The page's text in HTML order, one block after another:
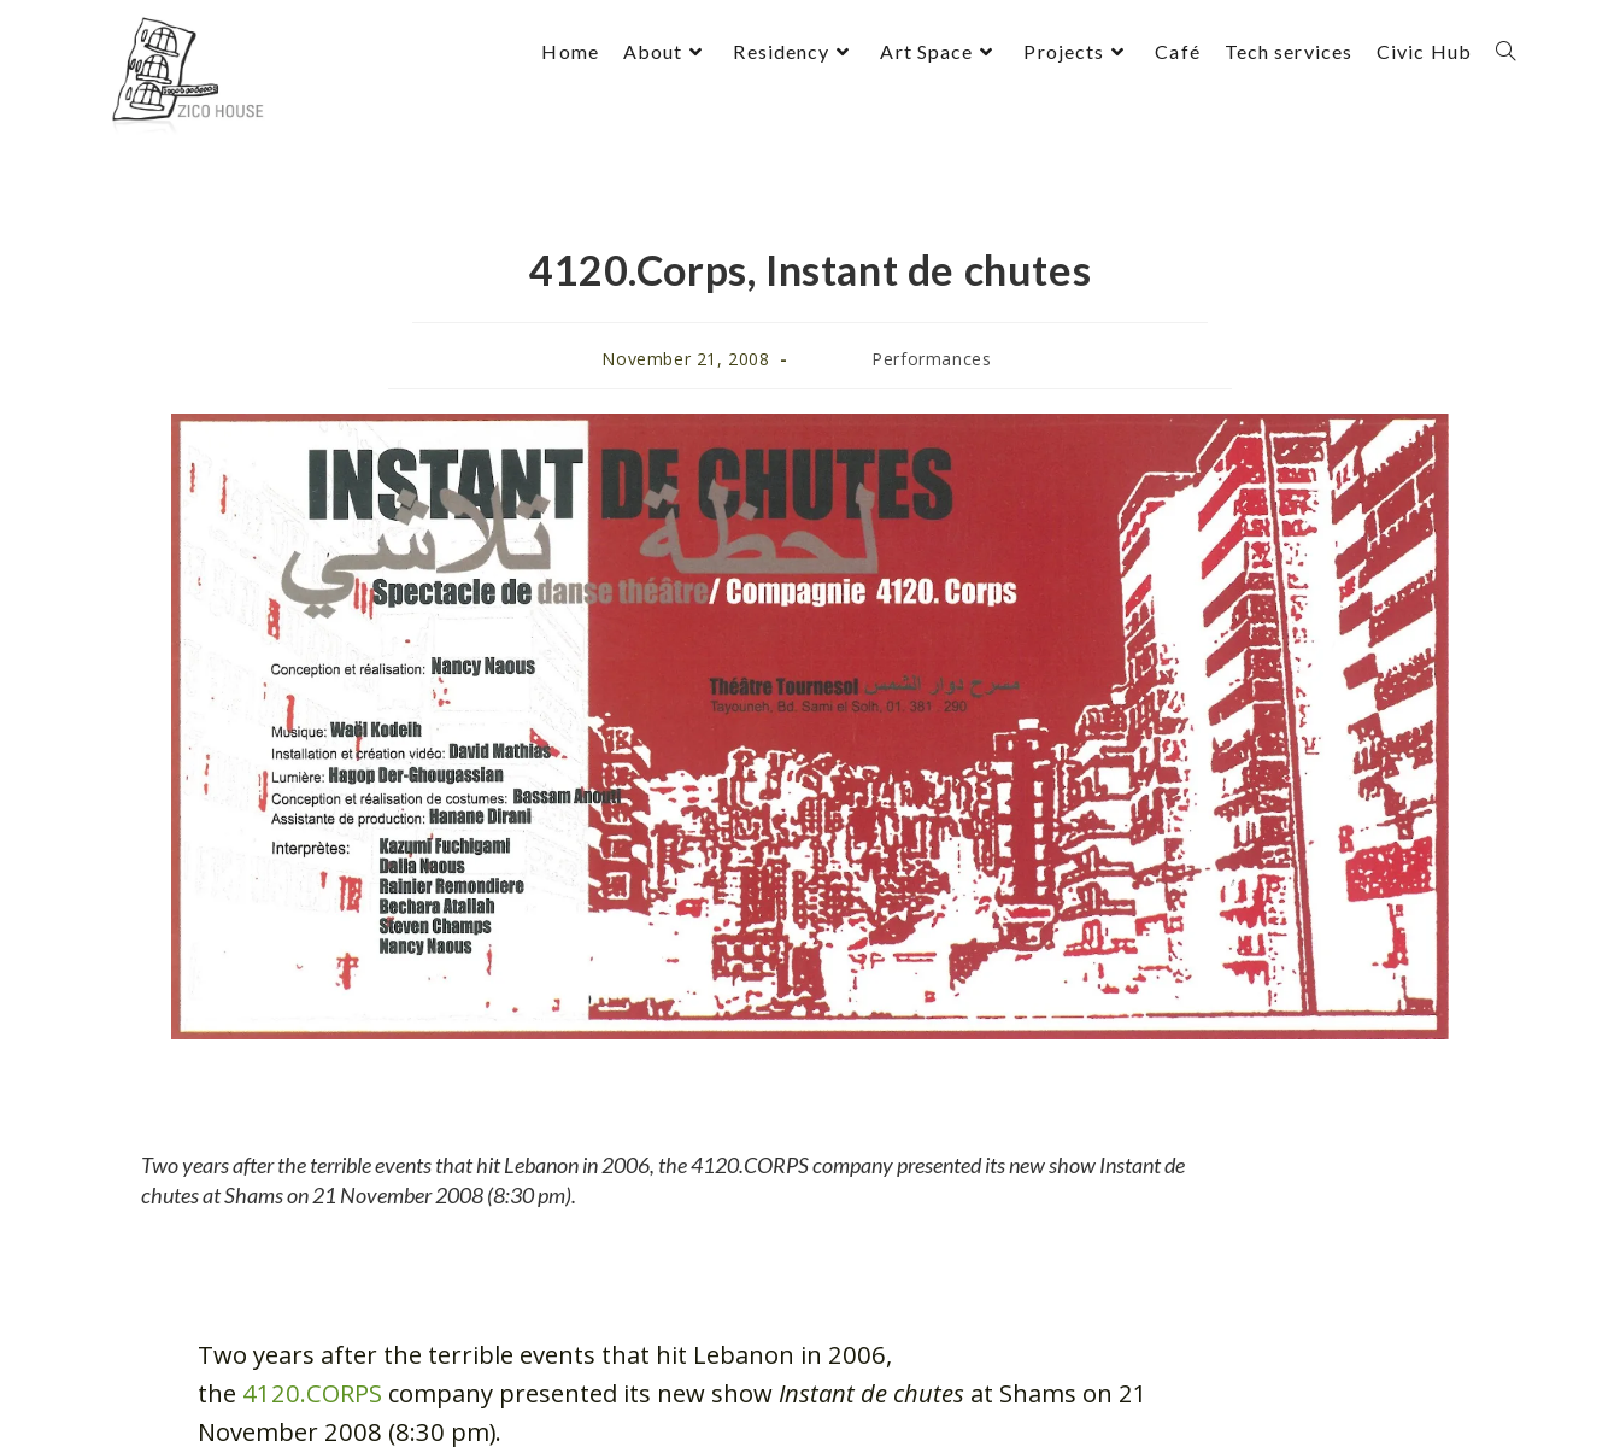
Home About Residency Art Space Projects Café Tech services Civic Hub
4120.Corps, Instant de chutes
November 21, 2008 Performances
Two years after the terrible events that hit Lebanon in 2006, the 4120.CORPS company presented its new show Instant de
chutes at Shams on 21 November 2008 (8:30 pm).
Two years after the terrible events that hit Lebanon in 2006,
the 4120.CORPS company presented its new show Instant de chutes at Shams on 21
November 2008 (8:30 pm).